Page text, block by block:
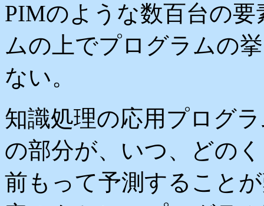
PIMのような数百台の
ムの上でプログラムの
ない。
知識処理の応用プログ
の部分が、いつ、どの
前もって予測すること